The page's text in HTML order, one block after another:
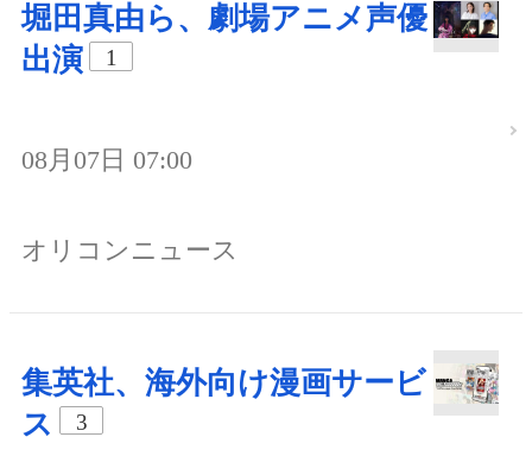
堀田真由ら、劇場アニメ声優
出演
1
08月07日 07:00
オリコンニュース
集英社、海外向け漫画サービ
ス
3